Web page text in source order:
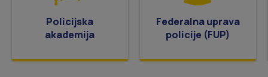
Policijska
akademija
Federalna uprava
policije (FUP)